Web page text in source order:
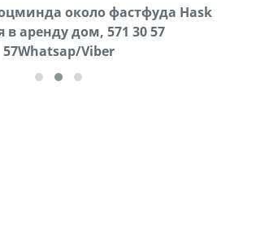
около фастфуда Hask
в аренду дом, 571 30 57
57Whatsap/Viber
марки Prado,571 30 57
57Whatsap/Viber